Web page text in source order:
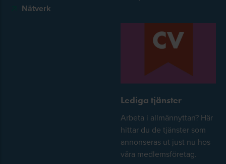
Nätverk
Lediga tjänster
Arbeta i allmännyttan? Här
hittar du de tjänster som
annonseras ut just nu hos
våra medlemsföretag.